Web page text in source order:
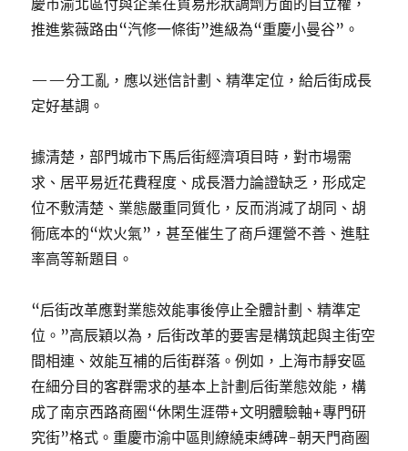
慶市渝北區付與企業在貿易形狀調劑方面的自立權，
推進紫薇路由“汽修一條街”進級為“重慶小曼谷”。
——分工亂，應以迷信計劃、精準定位，給后街成長
定好基調。
據清楚，部門城市下馬后街經濟項目時，對市場需
求、居平易近花費程度、成長潛力論證缺乏，形成定
位不敷清楚、業態嚴重同質化，反而消減了胡同、胡
衕底本的“炊火氣”，甚至催生了商戶運營不善、進駐
率高等新題目。
“后街改革應對業態效能事後停止全體計劃、精準定
位。”高辰穎以為，后街改革的要害是構筑起與主街空
間相連、效能互補的后街群落。例如，上海市靜安區
在細分目的客群需求的基本上計劃后街業態效能，構
成了南京西路商圈“休閑生涯帶+文明體驗軸+專門研
究街”格式。重慶市渝中區則繚繞束縛碑-朝天門商圈